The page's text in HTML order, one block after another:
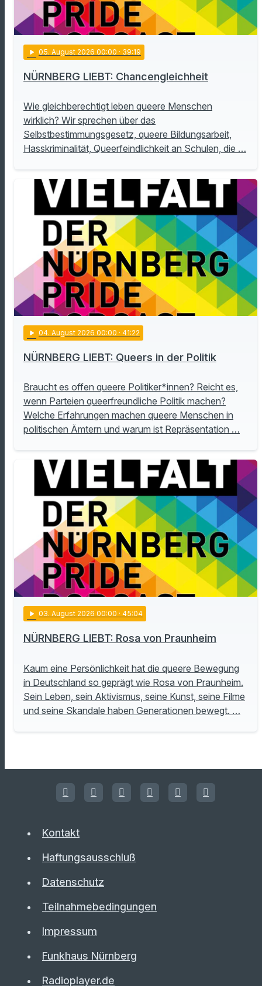
play_arrow 05. August 2026 00:00 · 39:19
NÜRNBERG LIEBT: Chancengleichheit
Wie gleichberechtigt leben queere Menschen
wirklich? Wir sprechen über das
Selbstbestimmungsgesetz, queere Bildungsarbeit,
Hasskriminalität, Queerfeindlichkeit an Schulen, die …
play_arrow 04. August 2026 00:00 · 41:22
NÜRNBERG LIEBT: Queers in der Politik
Braucht es offen queere Politiker*innen? Reicht es,
wenn Parteien queerfreundliche Politik machen?
Welche Erfahrungen machen queere Menschen in
politischen Ämtern und warum ist Repräsentation …
play_arrow 03. August 2026 00:00 · 45:04
NÜRNBERG LIEBT: Rosa von Praunheim
Kaum eine Persönlichkeit hat die queere Bewegung
in Deutschland so geprägt wie Rosa von Praunheim.
Sein Leben, sein Aktivismus, seine Kunst, seine Filme
und seine Skandale haben Generationen bewegt. …
Kontakt
Haftungsausschluß
Datenschutz
Teilnahmebedingungen
Impressum
Funkhaus Nürnberg
Radioplayer.de